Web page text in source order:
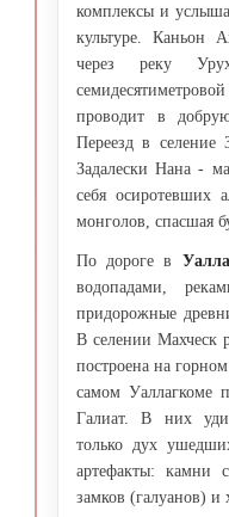
комплексы и
культуре. Каньон
через реку
проводит в
Переезд в селение
Задалески Нана -
себя осиротевших
монголов, спасшая
По дороге в
водопадами,
придорожные
В селении Махческ
построена на
самом Уаллагкоме
Галиат. В них
только дух
артефакты: камни
замков (галуанов) и